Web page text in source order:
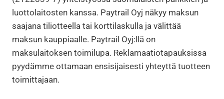
luottolaitosten kanssa. Paytrail Oyj näkyy maksun
saajana tiliotteella tai korttilaskulla ja välittää
maksun kauppiaalle. Paytrail Oyj:llä on
maksulaitoksen toimilupa. Reklamaatiotapauksissa
pyydämme ottamaan ensisijaisesti yhteyttä tuotteen
toimittajaan.